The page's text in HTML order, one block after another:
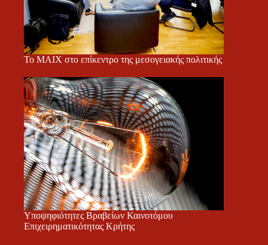
Το ΜΑΙΧ στο επίκεντρο της μεσογειακής πολιτικής
Υποψηφιότητες Βραβείων Καινοτόμου
Επιχειρηματικότητας Κρήτης